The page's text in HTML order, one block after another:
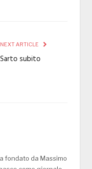
NEXT ARTICLE
Sarto subito
fondato da Massimo